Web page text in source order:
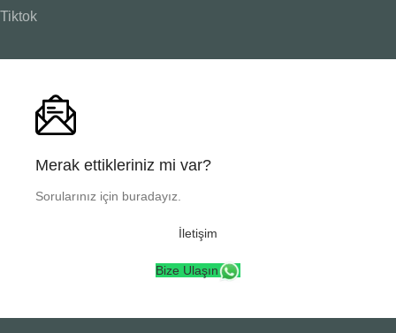
Tiktok
Merak ettikleriniz mi var?
Sorularınız için buradayız.
İletişim
Bize Ulaşın